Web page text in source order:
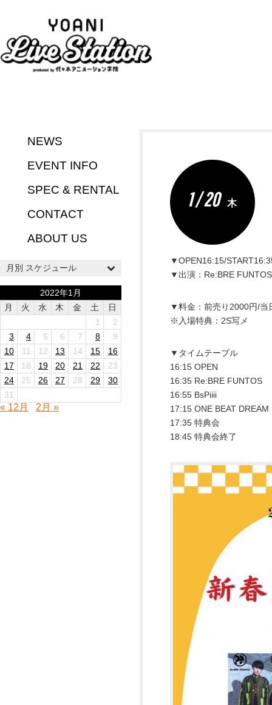
NEWS
EVENT INFO
SPEC & RENTAL
CONTACT
ABOUT US
月別 スケジュール
2022年1月
月
火 水 木 金 土
日
1
2
3
4 5 6 7 8
9
10
11 12 13 14 15
16
17
18 19 20 21 22
23
24
25 26 27 28 29
30
31
« 12月 2月 »
1 / 20 木
▼OPEN16:15/
▼出演：Re:BRE
▼料金：前売り2000円/当
※入場特典：2S写メ
▼タイムテーブル
16:15 OPEN
16:35 Re:BRE FUNTOS
16:55 BsPiiii
17:15 ONE BEAT DREAM
17:35 特典会
18:45 特典会終了